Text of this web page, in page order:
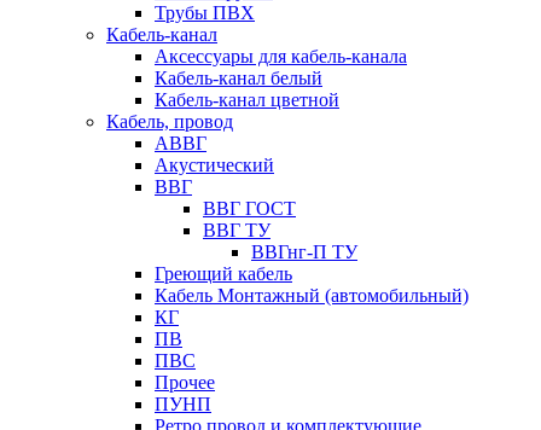
Трубы ПВХ
Кабель-канал
Аксессуары для кабель-канала
Кабель-канал белый
Кабель-канал цветной
Кабель, провод
АВВГ
Акустический
ВВГ
ВВГ ГОСТ
ВВГ ТУ
ВВГнг-П ТУ
Греющий кабель
Кабель Монтажный (автомобильный)
КГ
ПВ
ПВС
Прочее
ПУНП